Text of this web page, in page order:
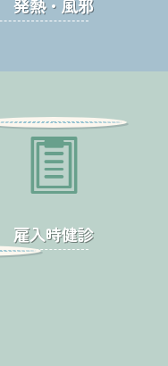
発熱・風邪
雇入時健診